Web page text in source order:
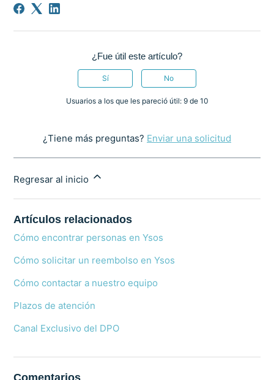
¿Fue útil este artículo?
Sí No
Usuarios a los que les pareció útil: 9 de 10
¿Tiene más preguntas? Enviar una solicitud
Regresar al inicio
Artículos relacionados
Cómo encontrar personas en Ysos
Cómo solicitar un reembolso en Ysos
Cómo contactar a nuestro equipo
Plazos de atención
Canal Exclusivo del DPO
Comentarios